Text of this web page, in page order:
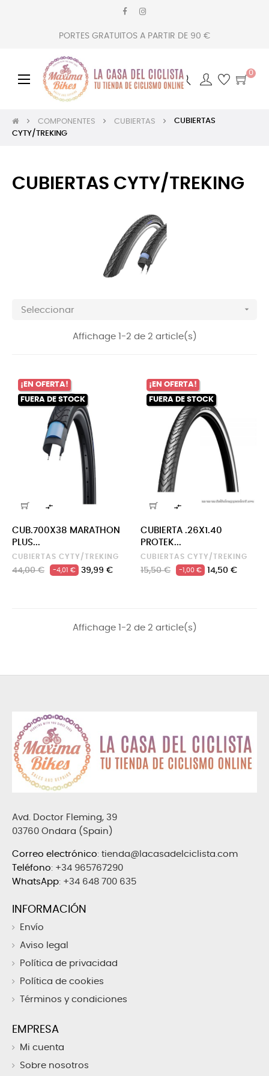
PORTES GRATUITOS A PARTIR DE 90 €
Navegación
palanca
☰
0
COMPONENTES CUBIERTAS
CUBIERTAS
CYTY/TREKING
CUBIERTAS CYTY/TREKING
Seleccionar 
Affichage 1-2 de 2 article(s)
¡EN OFERTA!
FUERA DE STOCK

CUB.700X38 MARATHON
PLUS...
CUBIERTAS CYTY/TREKING
Precio
44,00 € -4,01 € Precio
39,99 €
¡EN OFERTA!
FUERA DE STOCK

CUBIERTA .26X1.40
PROTEK...
CUBIERTAS CYTY/TREKING
Precio
15,50 € -1,00 € Precio
14,50 €
Affichage 1-2 de 2 article(s)
Avd. Doctor Fleming, 39
03760 Ondara (Spain)
Correo electrónico: tienda@lacasadelciclista.com
Teléfono: +34 965767290
WhatsApp: +34 648 700 635
INFORMACIÓN
Envío
Aviso legal
Política de privacidad
Política de cookies
Términos y condiciones
EMPRESA
Mi cuenta
Sobre nosotros